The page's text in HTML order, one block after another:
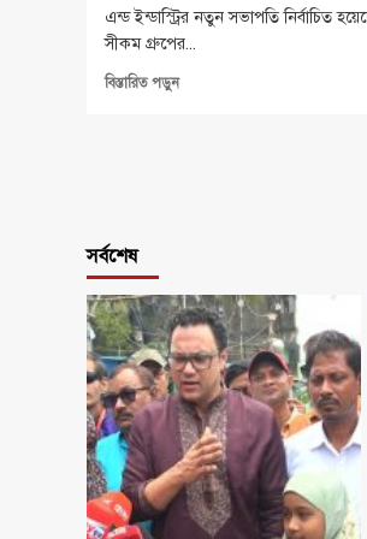
এন্ড ইন্ডাস্ট্রির নতুন সভাপতি নির্বাচিত
সীকম গ্রুপের...
বিস্তারিত পড়ুনRead
হক
–
সিনিয়র
সহ
সভাপতি
আমজাদ
হেসেন
–
সহ
সভাপতি
সর্বশেষ